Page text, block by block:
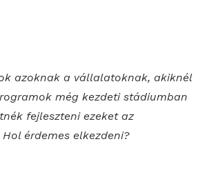
azoknak a vállalatoknak, akiknél
még kezdeti stádiumban
fejleszteni ezeket az
érdemes elkezdeni?